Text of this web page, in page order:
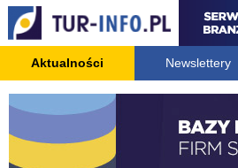
Aktualności Newslettery